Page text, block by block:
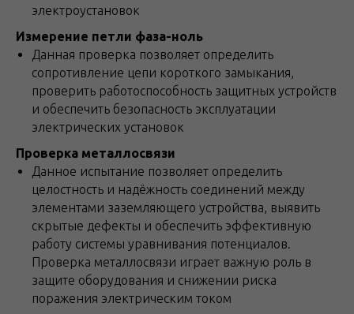
электроустановок
Измерение петли фаза-ноль
Данная проверка позволяет определить
сопротивление цепи короткого замыкания,
проверить работоспособность защитных устройств
и обеспечить безопасность эксплуатации
электрических установок
Проверка металлосвязи
Данное испытание позволяет определить
целостность и надёжность соединений между
элементами заземляющего устройства, выявить
скрытые дефекты и обеспечить эффективную
работу системы уравнивания потенциалов.
Проверка металлосвязи играет важную роль в
защите оборудования и снижении риска
поражения электрическим током